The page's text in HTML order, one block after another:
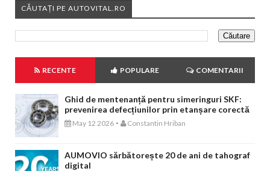
CĂUTAȚI PE AUTOVITAL.RO
RECENTE POPULARE COMENTARII
Ghid de mentenanță pentru simeringuri SKF:
prevenirea defecțiunilor prin etanșare corectă
May 12 2026 - Constantin Hriban
AUMOVIO sărbătorește 20 de ani de tahograf
digital